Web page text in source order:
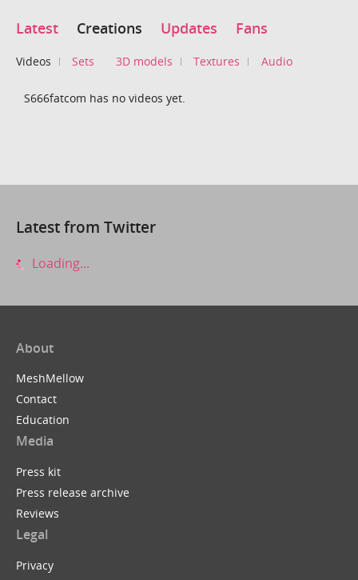
Latest Creations Updates Fans
Videos Sets 3D models Textures Audio
S666fatcom has no videos yet.
Latest from Twitter
Loading...
About
MeshMellow
Contact
Education
Media
Press kit
Press release archive
Reviews
Legal
Privacy